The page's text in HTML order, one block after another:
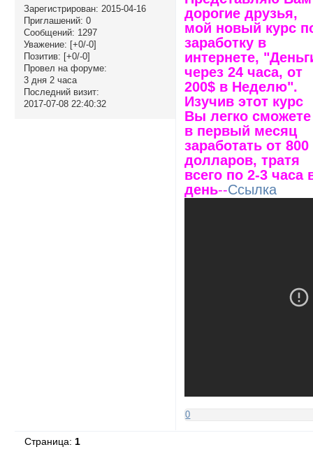
Зарегистрирован: 2015-04-16
Приглашений: 0
Сообщений: 1297
Уважение: [+0/-0]
Позитив: [+0/-0]
Провел на форуме:
3 дня 2 часа
Последний визит:
2017-07-08 22:40:32
дорогие друзья,
мой новый курс
заработку в
интернете,
через 24 часа, от
200$ в Неделю".
Изучив этот курс
Вы легко сможете
в первый месяц
заработать от 800
долларов, тратя
всего по 2-3 часа
день--Ссылка
0
Страница: 1